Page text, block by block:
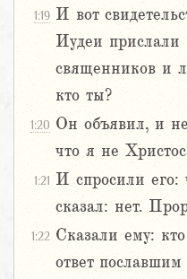
1:19 И вот
Иудеи прислали
священников и
кто ты?
1:20 Он объявил, и
что я не
1:21 И спросили
сказал: нет.
1:22 Сказали ему:
ответ